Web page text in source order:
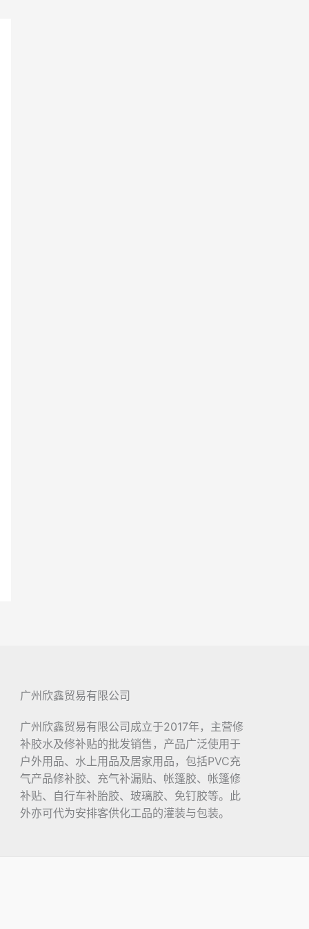
广州欣鑫贸易有限公司
广州欣鑫贸易有限公司成立于2017年，主营修
补胶水及修补贴的批发销售，产品广泛使用于
户外用品、水上用品及居家用品，包括PVC充
气产品修补胶、充气补漏贴、帐篷胶、帐篷修
补贴、自行车补胎胶、玻璃胶、免钉胶等。此
外亦可代为安排客供化工品的灌装与包装。